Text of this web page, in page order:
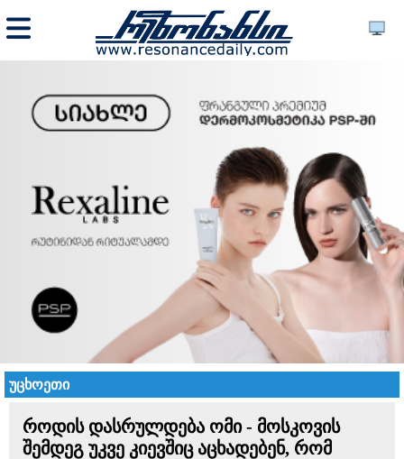
უცხოეთი
როდის დასრულდება ომი - მოსკოვის
შემდეგ უკვე კიევშიც აცხადებენ, რომ